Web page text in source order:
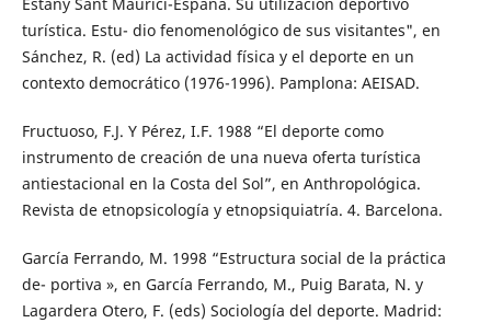
turística. Estu- dio fenomenológico de sus visitantes", en
Sánchez, R. (ed) La actividad física y el deporte en un
contexto democrático (1976-1996). Pamplona: AEISAD.
Fructuoso, F.J. Y Pérez, I.F. 1988 “El deporte como
instrumento de creación de una nueva oferta turística
antiestacional en la Costa del Sol”, en Anthropológica.
Revista de etnopsicología y etnopsiquiatría. 4. Barcelona.
García Ferrando, M. 1998 “Estructura social de la práctica
de- portiva », en García Ferrando, M., Puig Barata, N. y
Lagardera Otero, F. (eds) Sociología del deporte. Madrid: